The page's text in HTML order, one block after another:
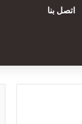
اتصل بنا